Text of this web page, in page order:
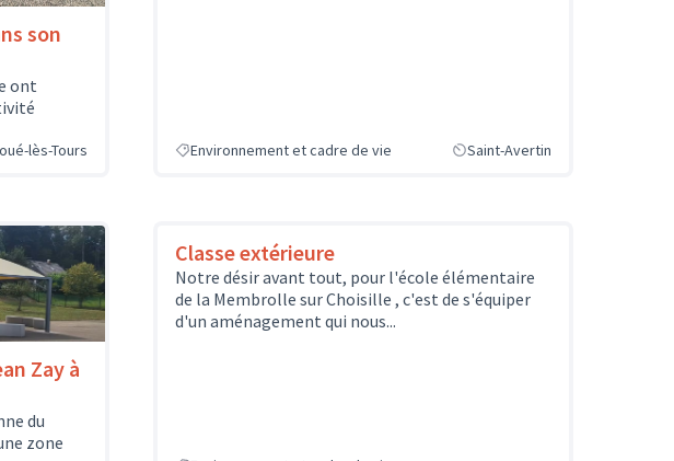
son
ont
lès-Tours Environnement et cadre de vie Saint-Avertin
Zay à
du
zone
Classe extérieure
Notre désir avant tout, pour l'école élémentaire
de la Membrolle sur Choisille , c'est de s'équiper
d'un aménagement qui nous...